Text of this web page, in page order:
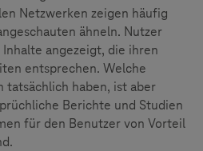
Netzwerken zeigen häufig
ähneln. Nutzer
angezeigt, die ihren
entsprechen. Welche
tatsächlich haben, ist aber
Berichte und Studien
für den Benutzer von Vorteil